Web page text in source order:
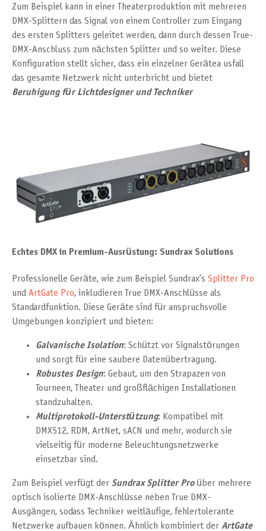
Zum Beispiel kann in einer Theaterproduktion mit mehreren
DMX-Splittern das Signal von einem Controller zum Eingang
des ersten Splitters geleitet werden, dann durch dessen True-
DMX-Anschluss zum nächsten Splitter und so weiter. Diese
Konfiguration stellt sicher, dass ein einzelner Gerätea usfall
das gesamte Netzwerk nicht unterbricht und bietet
Beruhigung für Lichtdesigner und Techniker
Echtes DMX in Premium-Ausrüstung: Sundrax Solutions
Professionelle Geräte, wie zum Beispiel Sundrax’s Splitter Pro
und ArtGate Pro, inkludieren True DMX-Anschlüsse als
Standardfunktion. Diese Geräte sind für anspruchsvolle
Umgebungen konzipiert und bieten:
Galvanische Isolation: Schützt vor Signalstörungen
und sorgt für eine saubere Datenübertragung.
Robustes Design: Gebaut, um den Strapazen von
Tourneen, Theater und großflächigen Installationen
standzuhalten.
Multiprotokoll-Unterstützung: Kompatibel mit
DMX512, RDM, ArtNet, sACN und mehr, wodurch sie
vielseitig für moderne Beleuchtungsnetzwerke
einsetzbar sind.
Zum Beispiel verfügt der Sundrax Splitter Proüber mehrere
optisch isolierte DMX-Anschlüsse neben True DMX-
Ausgängen, sodass Techniker weitläufige, fehlertolerante
Netzwerke aufbauen können. Ähnlich kombiniert der ArtGate